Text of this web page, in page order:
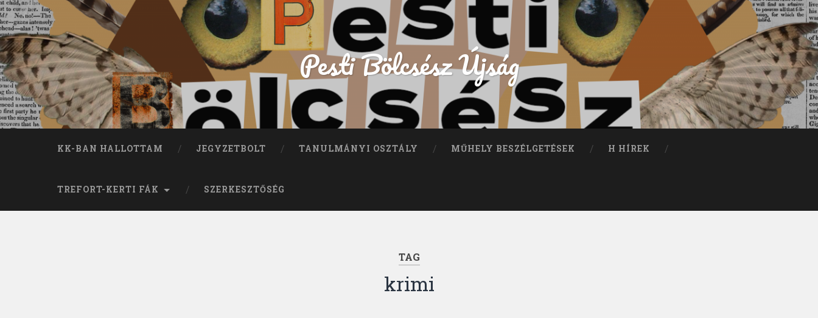
Pesti Bölcsész Újság
KK-BAN HALLOTTAM JEGYZETBOLT TANULMÁNYI OSZTÁLY MŰHELY BESZÉLGETÉSEK H HÍREK
TREFORT-KERTI FÁK SZERKESZTŐSÉG
TAG
krimi